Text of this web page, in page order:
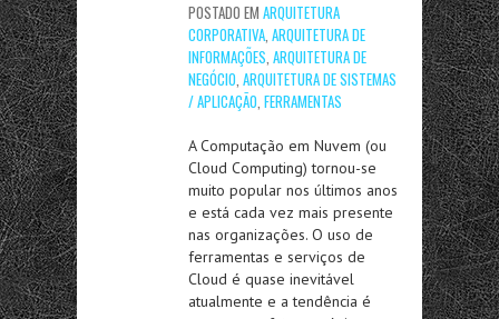
POSTADO EM ARQUITETURA
CORPORATIVA, ARQUITETURA DE
INFORMAÇÕES, ARQUITETURA DE
NEGÓCIO, ARQUITETURA DE SISTEMAS
/ APLICAÇÃO, FERRAMENTAS
A Computação em Nuvem (ou
Cloud Computing) tornou-se
muito popular nos últimos anos
e está cada vez mais presente
nas organizações. O uso de
ferramentas e serviços de
Cloud é quase inevitável
atualmente e a tendência é